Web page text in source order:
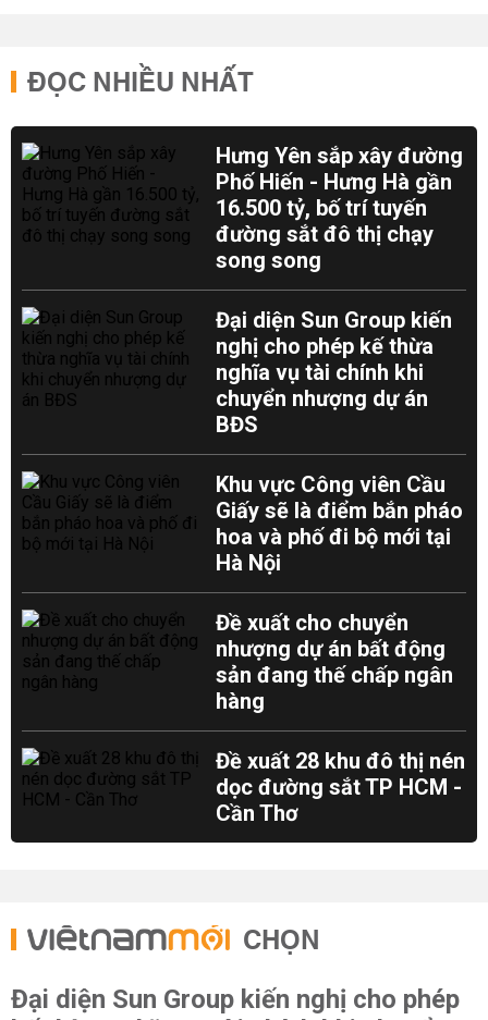
ĐỌC NHIỀU NHẤT
Hưng Yên sắp xây đường
Phố Hiến - Hưng Hà gần
16.500 tỷ, bố trí tuyến
đường sắt đô thị chạy
song song
Đại diện Sun Group kiến
nghị cho phép kế thừa
nghĩa vụ tài chính khi
chuyển nhượng dự án
BĐS
Khu vực Công viên Cầu
Giấy sẽ là điểm bắn pháo
hoa và phố đi bộ mới tại
Hà Nội
Đề xuất cho chuyển
nhượng dự án bất động
sản đang thế chấp ngân
hàng
Đề xuất 28 khu đô thị nén
dọc đường sắt TP HCM -
Cần Thơ
CHỌN
Đại diện Sun Group kiến nghị cho phép